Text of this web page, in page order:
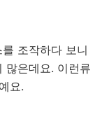
조작하다 보니
많은데요. 이런류
요.